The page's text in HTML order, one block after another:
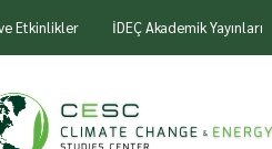
Etkinlikler İDEÇ Akademik Yayınları